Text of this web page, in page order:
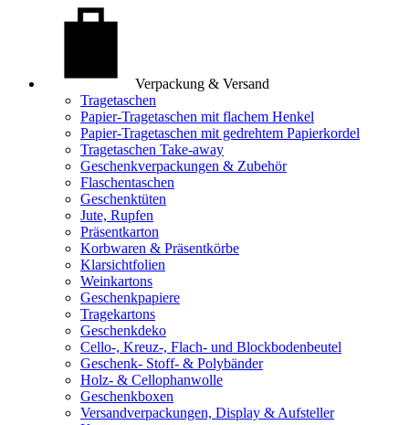
Verpackung & Versand
Tragetaschen
Papier-Tragetaschen mit flachem Henkel
Papier-Tragetaschen mit gedrehtem Papierkordel
Tragetaschen Take-away
Geschenkverpackungen & Zubehör
Flaschentaschen
Geschenktüten
Jute, Rupfen
Präsentkarton
Korbwaren & Präsentkörbe
Klarsichtfolien
Weinkartons
Geschenkpapiere
Tragekartons
Geschenkdeko
Cello-, Kreuz-, Flach- und Blockbodenbeutel
Geschenk- Stoff- & Polybänder
Holz- & Cellophanwolle
Geschenkboxen
Versandverpackungen, Display & Aufsteller